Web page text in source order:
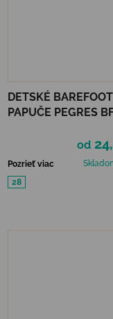
DETSKÉ BAREFOOT
PAPUČE PEGRES
od
Pozrieť viac
28